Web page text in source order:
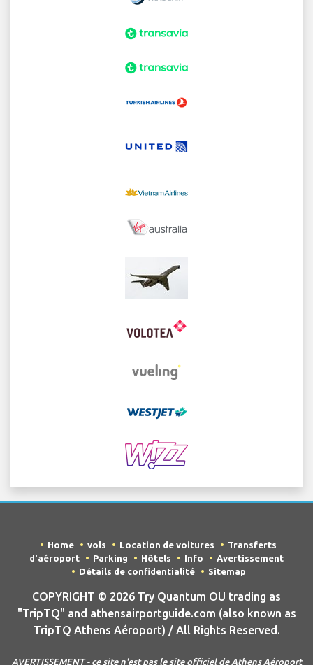
Home vols Location de voitures
Transferts
d'aéroport
Parking Hôtels Info
Avertissement
Détails de confidentialité
Sitemap
COPYRIGHT © 2026 Try Quantum OU trading as
"TripTQ" and athensairportguide.com (also known as
TripTQ Athens Aéroport) / All Rights Reserved.
AVERTISSEMENT - ce site n'est pas le site officiel de Athens Aéroport